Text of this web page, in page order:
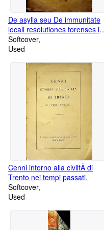
De asylia seu De immunitate
locali resolutiones forenses in
quibus dubia omnia, quae per
ciuilistas, canonistas,
de re, nedÃ m fusÃ , verÃ m
etiam incidenter mota, aut
controuersa sunt; iuxta sacrae
congregationis oracula Rotae
Romanae decisiones
practicorumque, obseruatam
sententiam, facili methodo
explanantur, resoluuntur.
Auctore Michaele Angelo
Donato iurisconsulto
Neapolitano, vtriusque Fori
experientia consumatissimo. .
Cum triplici indice materiarum,
argumentorum, ac rerum
Softcover
Used
Cenni intorno alla civiltÃ di
Trento nei tempi passati.
Softcover
Used